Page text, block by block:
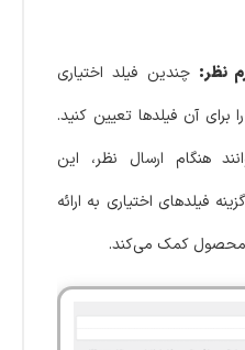
نظر: چندین فیلد اختیاری
برای آن فیلدها تعیین کنید.
هنگام ارسال نظر، این
فیلدهای اختیاری به ارائه
محصول کمک می‌کند.